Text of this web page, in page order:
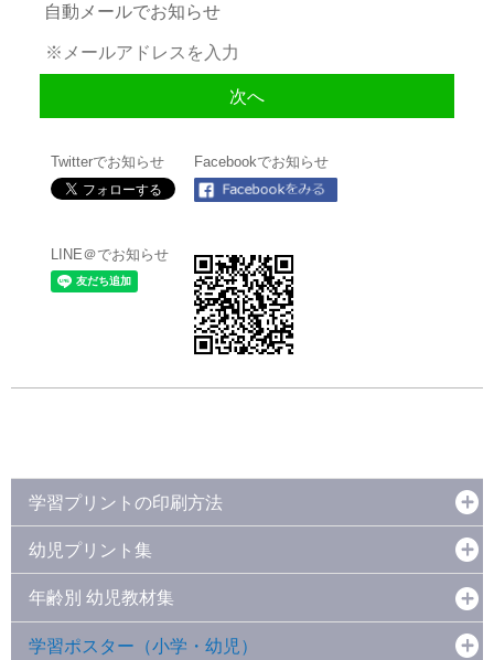
自動メールでお知らせ
Twitterでお知らせ Facebookでお知らせ
LINE＠でお知らせ
学習プリントの印刷方法
幼児プリント集
年齢別 幼児教材集
学習ポスター（小学・幼児）